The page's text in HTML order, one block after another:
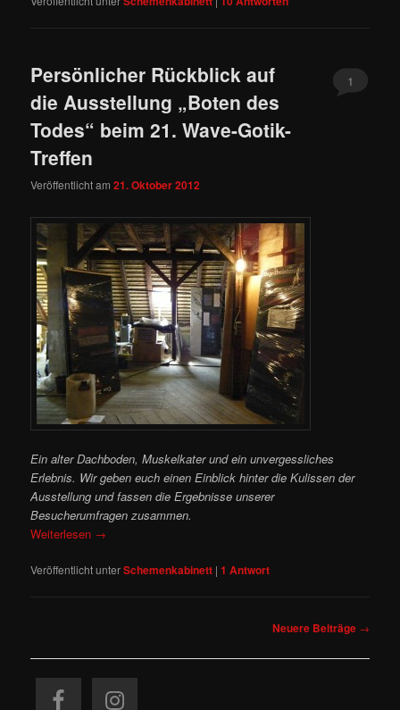
Persönlicher Rückblick auf
die Ausstellung „Boten des
Todes“ beim 21. Wave-Gotik-
Treffen
Veröffentlicht am21. Oktober 2012
1
Ein alter Dachboden, Muskelkater und ein unvergessliches
Erlebnis. Wir geben euch einen Einblick hinter die Kulissen der
Ausstellung und fassen die Ergebnisse unserer
Besucherumfragen zusammen.
Weiterlesen →
Veröffentlicht unterSchemenkabinett |1 Antwort
Neuere Beiträge →